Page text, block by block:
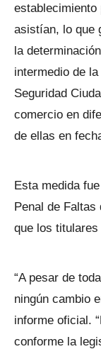
asistían, lo que
la
intermedio de
Seguridad
comercio en
de ellas en
Esta medida
Penal de Faltas
que los
“A pesar de
ningún cambio
informe oficial.
conforme la